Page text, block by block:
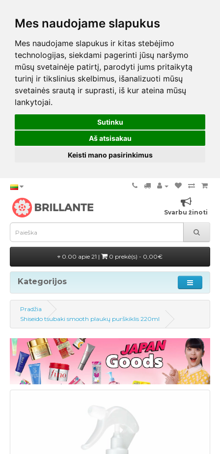
Mes naudojame slapukus
Mes naudojame slapukus ir kitas stebėjimo
technologijas, siekdami pagerinti jūsų naršymo
mūsų svetainėje patirtį, parodyti jums pritaikytą
turinį ir tikslinius skelbimus, išanalizuoti mūsų
svetainės srautą ir suprasti, iš kur ateina mūsų
lankytojai.
Sutinku
Aš atsisakau
Keisti mano pasirinkimus
Svarbu žinoti
0.00 apie 21 | 0 prekė(s) - 0,00€
Kategorijos
Pradžia
Shiseido tsubaki smooth plaukų purškiklis 220ml